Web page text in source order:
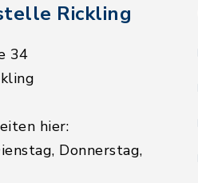
Rickling
34
hier:
Donnerstag,